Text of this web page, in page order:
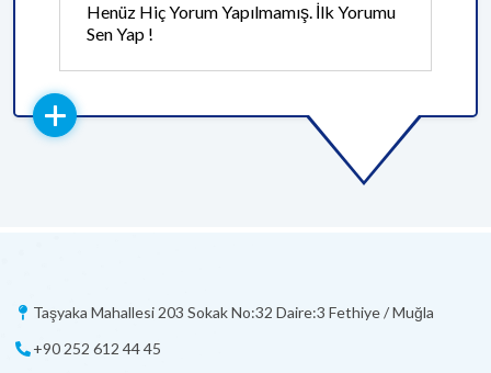
Henüz Hiç Yorum Yapılmamış. İlk Yorumu
Sen Yap !
Taşyaka Mahallesi 203 Sokak No:32 Daire:3 Fethiye / Muğla
+90 252 612 44 45